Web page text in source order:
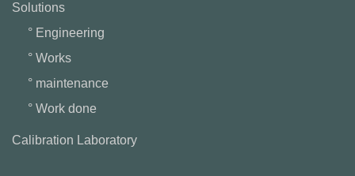
Solutions
° Engineering
° Works
° maintenance
° Work done
Calibration Laboratory